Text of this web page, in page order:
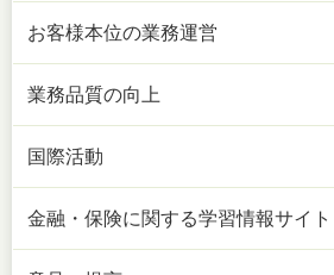
お客様本位の業務運営
業務品質の向上
国際活動
金融・保険に関する学習情報サイト